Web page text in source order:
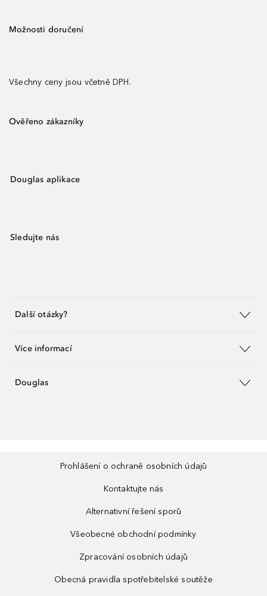
Možnosti doručení
Všechny ceny jsou včetně DPH.
Ověřeno zákazníky
Douglas aplikace
Sledujte nás
Další otázky?
Více informací
Douglas
Prohlášení o ochraně osobních údajů
Kontaktujte nás
Alternativní řešení sporů
Všeobecné obchodní podmínky
Zpracování osobních údajů
Obecná pravidla spotřebitelské soutěže